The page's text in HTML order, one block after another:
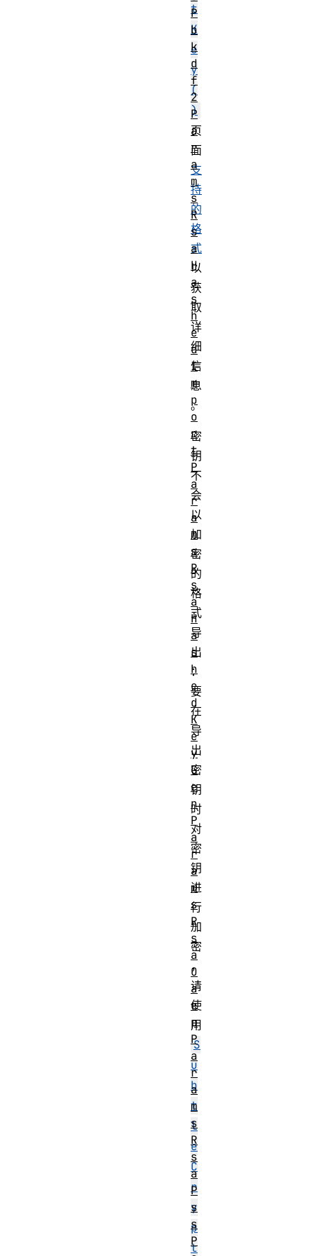
t
K
e
y
(
)
页
面
支
持
的
格
式
以
获
取
详
细
信
息
。
密
钥
不
会
以
加
密
的
格
式
导
出
：
要
在
导
出
密
钥
时
对
密
钥
进
行
加
密
，
请
使
用
S
u
b
t
l
e
C
r
y
p
t
P
b
k
d
f
2
P
a
r
a
m
s
R
s
a
H
a
s
h
e
d
I
m
p
o
r
t
P
a
r
a
m
s
R
s
a
H
a
s
h
e
d
K
e
y
G
e
n
P
a
r
a
m
s
R
s
a
O
a
e
p
P
a
r
a
m
s
R
s
a
P
s
s
P